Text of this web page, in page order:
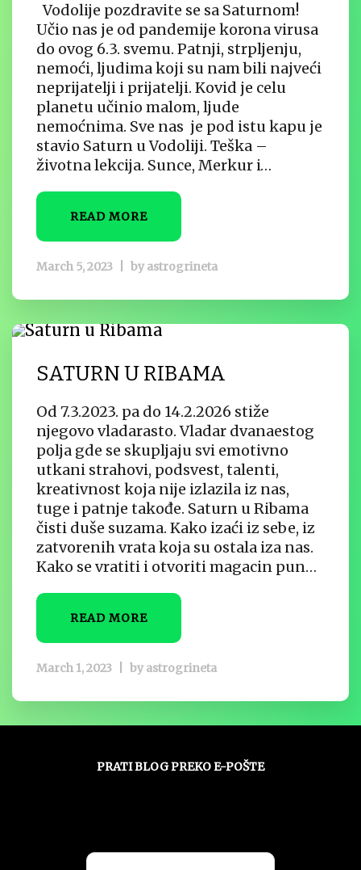
Vodolije pozdravite se sa Saturnom!
Učio nas je od pandemije korona virusa
do ovog 6.3. svemu. Patnji, strpljenju,
nemoći, ljudima koji su nam bili najveći
neprijatelji i prijatelji. Kovid je celu
planetu učinio malom, ljude
nemoćnima. Sve nas je pod istu kapu je
stavio Saturn u Vodoliji. Teška –
životna lekcija. Sunce, Merkur i…
READ MORE
March 5, 2023 by astrogrineta
SATURN U RIBAMA
Od 7.3.2023. pa do 14.2.2026 stiže
njegovo vladarasto. Vladar dvanaestog
polja gde se skupljaju svi emotivno
utkani strahovi, podsvest, talenti,
kreativnost koja nije izlazila iz nas,
tuge i patnje takođe. Saturn u Ribama
čisti duše suzama. Kako izaći iz sebe, iz
zatvorenih vrata koja su ostala iza nas.
Kako se vratiti i otvoriti magacin pun…
READ MORE
March 1, 2023 by astrogrineta
PRATI BLOG PREKO E-POŠTE